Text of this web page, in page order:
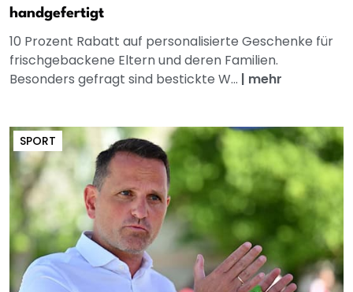
handgefertigt
10 Prozent Rabatt auf personalisierte Geschenke für
frischgebackene Eltern und deren Familien.
Besonders gefragt sind bestickte W... | mehr
SPORT